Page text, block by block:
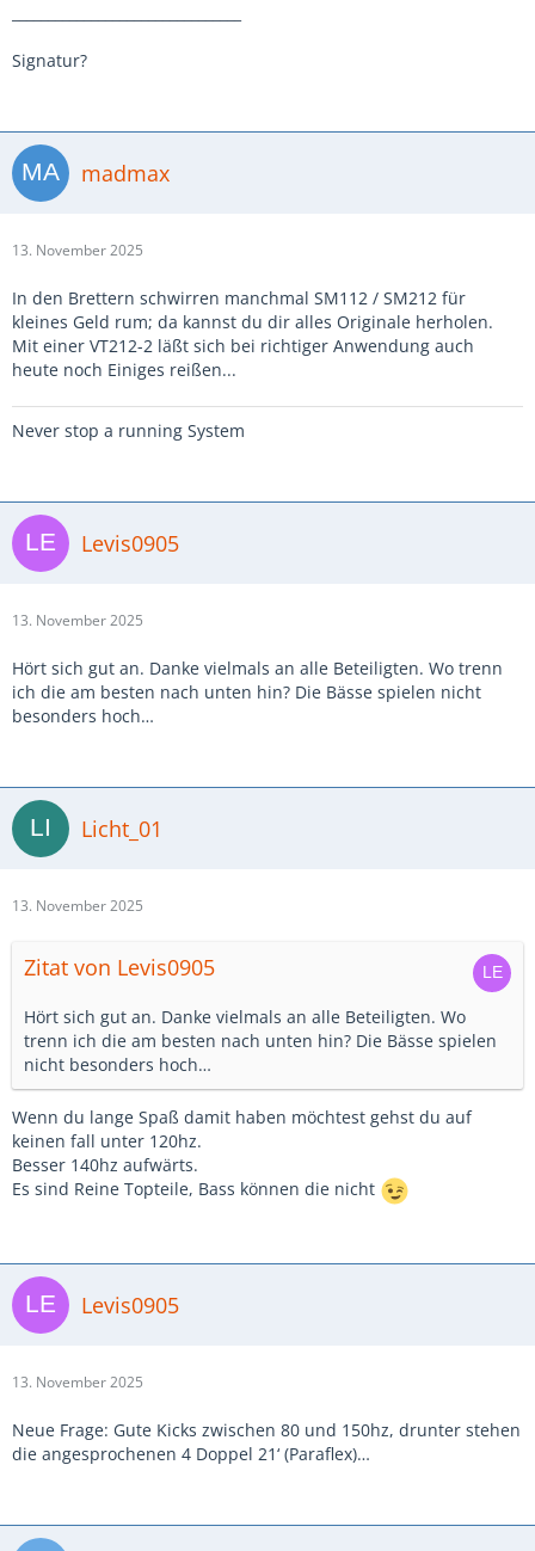
Signatur?
madmax
13. November 2025
In den Brettern schwirren manchmal SM112 / SM212 für
kleines Geld rum; da kannst du dir alles Originale herholen.
Mit einer VT212-2 läßt sich bei richtiger Anwendung auch
heute noch Einiges reißen...
Never stop a running System
Levis0905
13. November 2025
Hört sich gut an. Danke vielmals an alle Beteiligten. Wo trenn
ich die am besten nach unten hin? Die Bässe spielen nicht
besonders hoch…
Licht_01
13. November 2025
Zitat von Levis0905
Hört sich gut an. Danke vielmals an alle Beteiligten. Wo
trenn ich die am besten nach unten hin? Die Bässe spielen
nicht besonders hoch…
Wenn du lange Spaß damit haben möchtest gehst du auf
keinen fall unter 120hz.
Besser 140hz aufwärts.
Es sind Reine Topteile, Bass können die nicht
Levis0905
13. November 2025
Neue Frage: Gute Kicks zwischen 80 und 150hz, drunter stehen
die angesprochenen 4 Doppel 21‘ (Paraflex)…